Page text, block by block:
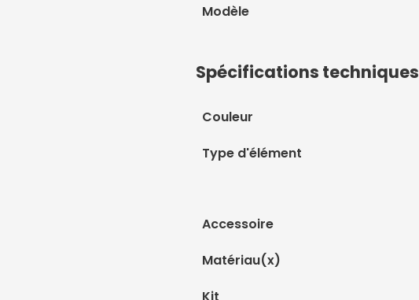
Modèle
Spécifications techniques
Couleur
Type d'élément
Accessoire
Matériau(x)
Kit